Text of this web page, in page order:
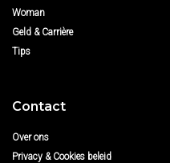
Woman
Geld & Carrière
Tips
Contact
Over ons
Privacy & Cookies beleid